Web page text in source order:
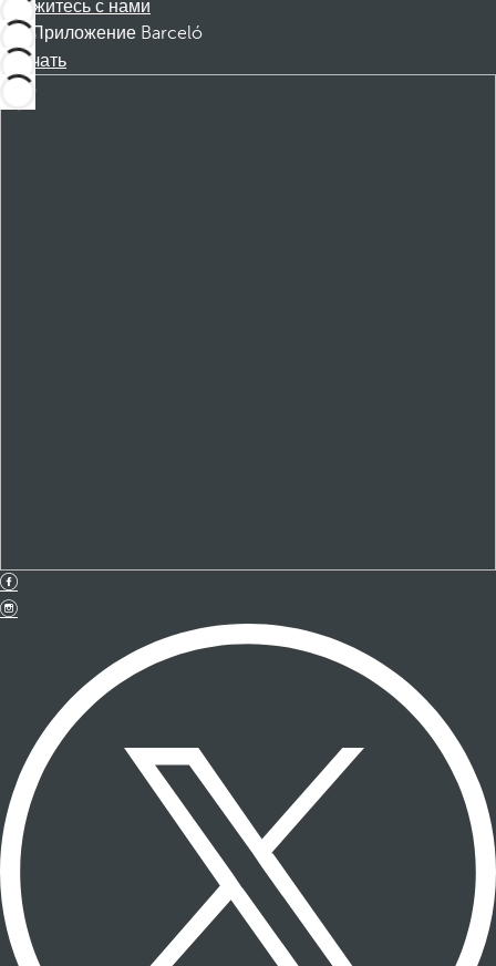
Свяжитесь с нами
Приложение Barceló
Скачать